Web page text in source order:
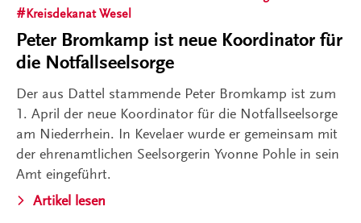
Kreisdekanat Wesel
Peter Bromkamp ist neue Koordinator für
die Notfallseelsorge
Der aus Dattel stammende Peter Bromkamp ist zum
1. April der neue Koordinator für die Notfallseelsorge
am Niederrhein. In Kevelaer wurde er gemeinsam mit
der ehrenamtlichen Seelsorgerin Yvonne Pohle in sein
Amt eingeführt.
Artikel lesen